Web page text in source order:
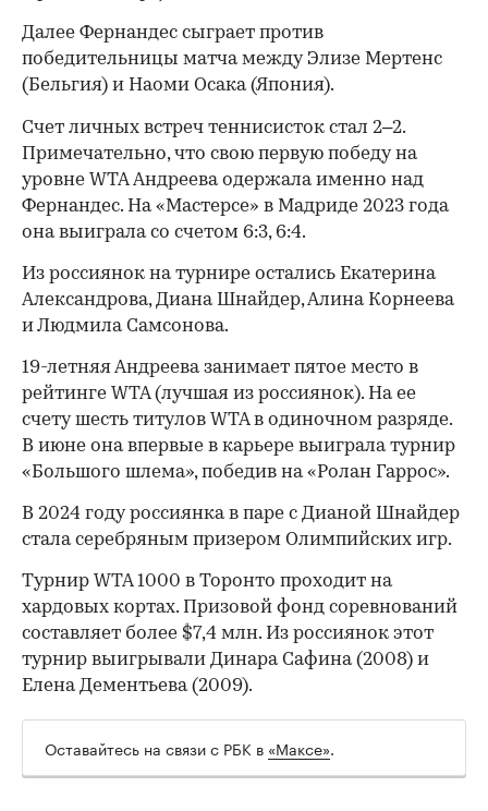
Далее Фернандес сыграет против
победительницы матча между Элизе Мертенс
(Бельгия) и Наоми Осака (Япония).
Счет личных встреч теннисисток стал 2–2.
Примечательно, что свою первую победу на
уровне WTA Андреева одержала именно над
Фернандес. На «Мастерсе» в Мадриде 2023 года
она выиграла со счетом 6:3, 6:4.
Из россиянок на турнире остались Екатерина
Александрова, Диана Шнайдер, Алина Корнеева
и Людмила Самсонова.
19-летняя Андреева занимает пятое место в
рейтинге WTA (лучшая из россиянок). На ее
счету шесть титулов WTA в одиночном разряде.
В июне она впервые в карьере выиграла турнир
«Большого шлема», победив на «Ролан Гаррос».
В 2024 году россиянка в паре с Дианой Шнайдер
стала серебряным призером Олимпийских игр.
Турнир WTA 1000 в Торонто проходит на
хардовых кортах. Призовой фонд соревнований
составляет более $7,4 млн. Из россиянок этот
турнир выигрывали Динара Сафина (2008) и
Елена Дементьева (2009).
Оставайтесь на связи с РБК в «Максе».